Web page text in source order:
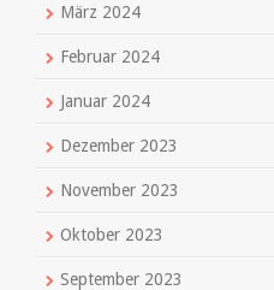
März 2024
Februar 2024
Januar 2024
Dezember 2023
November 2023
Oktober 2023
September 2023